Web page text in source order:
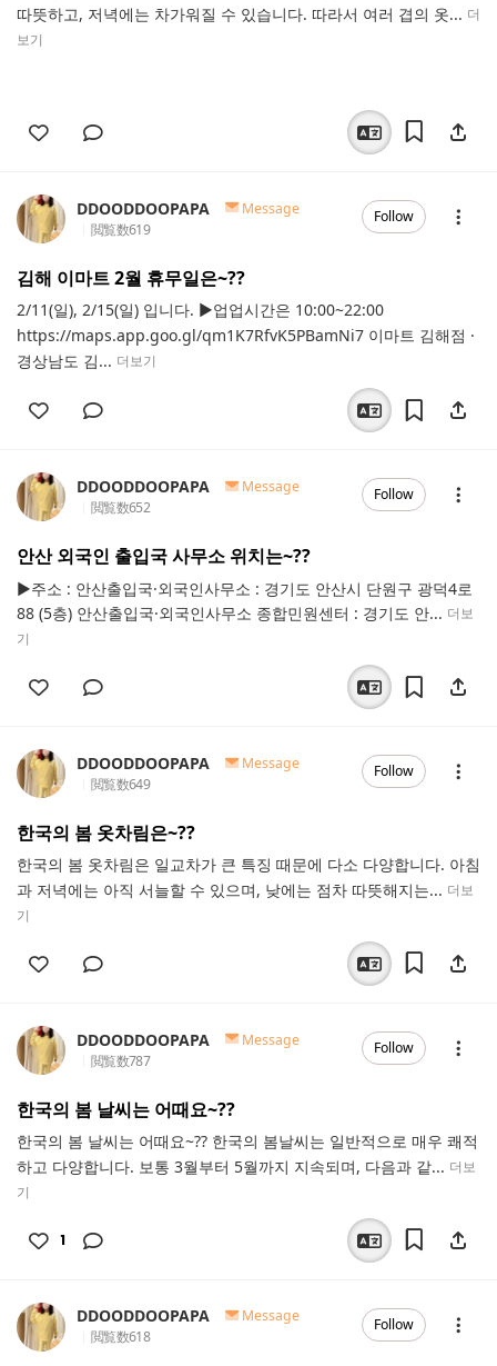
따뜻하고, 저녁에는 차가워질 수 있습니다. 따라서 여러 겹의 옷... 더
보기
DDOODDOOPAPA
Message
閲覧数619
Follow
김해 이마트 2월 휴무일은~??
2/11(일), 2/15(일) 입니다. ▶업업시간은 10:00~22:00
https://maps.app.goo.gl/qm1K7RfvK5PBamNi7 이마트 김해점 ·
경상남도 김... 더보기
DDOODDOOPAPA
Message
閲覧数652
Follow
안산 외국인 출입국 사무소 위치는~??
▶주소 : 안산출입국·외국인사무소 : 경기도 안산시 단원구 광덕4로
88 (5층) 안산출입국·외국인사무소 종합민원센터 : 경기도 안... 더보
기
DDOODDOOPAPA
Message
閲覧数649
Follow
한국의 봄 옷차림은~??
한국의 봄 옷차림은 일교차가 큰 특징 때문에 다소 다양합니다. 아침
과 저녁에는 아직 서늘할 수 있으며, 낮에는 점차 따뜻해지는... 더보
기
DDOODDOOPAPA
Message
閲覧数787
Follow
한국의 봄 날씨는 어때요~??
한국의 봄 날씨는 어때요~?? 한국의 봄날씨는 일반적으로 매우 쾌적
하고 다양합니다. 보통 3월부터 5월까지 지속되며, 다음과 같... 더보
기
1
DDOODDOOPAPA
Message
閲覧数618
Follow